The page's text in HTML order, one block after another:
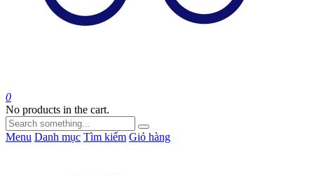
0
No products in the cart.
Menu Danh mục Tìm kiếm Giỏ hàng